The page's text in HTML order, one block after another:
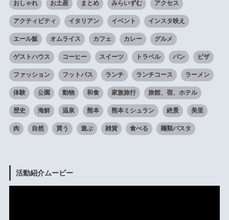
おしゃれ お土産 まとめ みらいずむ アクセス
アクティビティ イタリアン イベント インスタ映え
エール飯 オムライス カフェ カレー グルメ
ゲストハウス コーヒー スイーツ トラベル パン ピザ
ファッション フットパス ランチ ランチコース ラーメン
体験 公園 動物 和食 家族旅行 旅館、宿、ホテル
歴史 海鮮 温泉 熊本 熊本ミシュラン 絶景 美里
肉 自然 買う 遊ぶ 雑貨 食べる 麺類パスタ
活動紹介ムービー